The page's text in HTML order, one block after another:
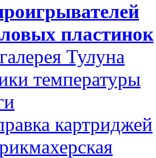
пластинок
Тулуна
температуры
картриджей